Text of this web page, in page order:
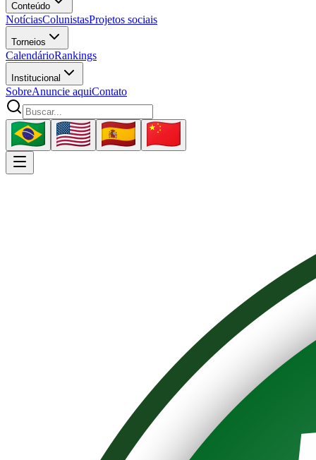
Conteúdo
NotíciasColunistasProjetos sociais
Torneios
CalendárioRankings
Institucional
SobreAnuncie aquiContato